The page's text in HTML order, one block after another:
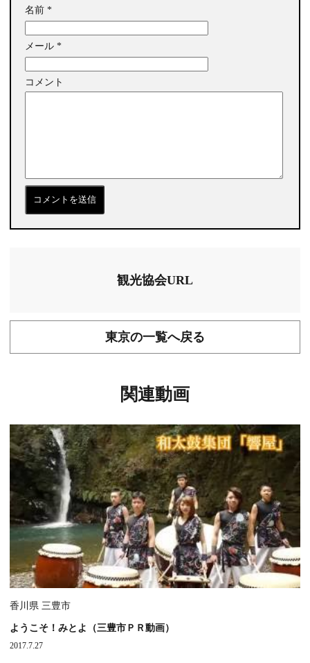
名前 *
メール *
コメント
観光協会URL
東京の一覧へ戻る
関連動画
香川県 三豊市
ようこそ！みとよ（三豊市ＰＲ動画）
2017.7.27